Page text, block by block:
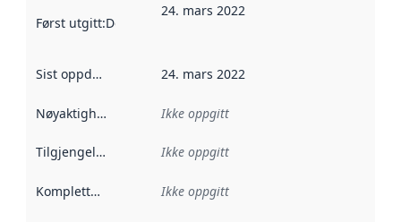
Først utgitt:Denne datoen sier når dataene i dette
24. mars 2022
Sist oppdatert 24. mars 2022
Nøyaktighet Ikke oppgitt
Tilgjengelighet Ikke oppgitt
Kompletthet Ikke oppgitt